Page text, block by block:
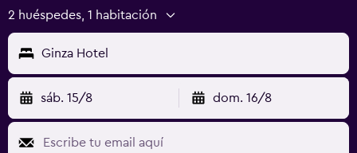
2 huéspedes, 1 habitación
Ginza Hotel
sáb. 15/8 dom. 16/8